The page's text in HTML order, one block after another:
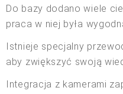
Do bazy dodano wiele
praca w niej była
Istnieje specjalny
aby zwiększyć swoją
Integracja z kamerami